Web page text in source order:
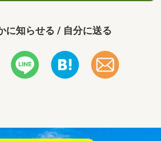
に知らせる / 自分に送る